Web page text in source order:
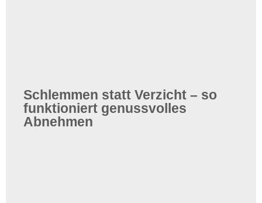
Schlemmen statt Verzicht – so
funktioniert genussvolles
Abnehmen